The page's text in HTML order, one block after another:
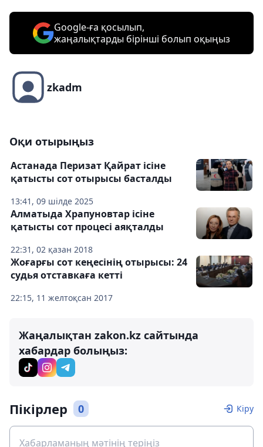
Google-ға қосылып,
жаңалықтарды бірінші болып оқыңыз
zkadm
Оқи отырыңыз
13:41, 09 шілде 2025
Астанада Перизат Қайрат ісіне
қатысты сот отырысы басталды
22:31, 02 қазан 2018
Алматыда Храпуновтар ісіне
қатысты сот процесі аяқталды
22:15, 11 желтоқсан 2017
Жоғарғы сот кеңесінің отырысы: 24
судья отставкаға кетті
Жаңалықтан zakon.kz сайтында
хабардар болыңыз:
Пікірлер 0 Кіру